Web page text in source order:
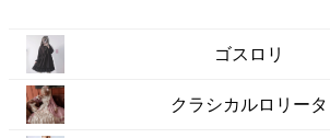
ゴスロリ
クラシカルロリータ